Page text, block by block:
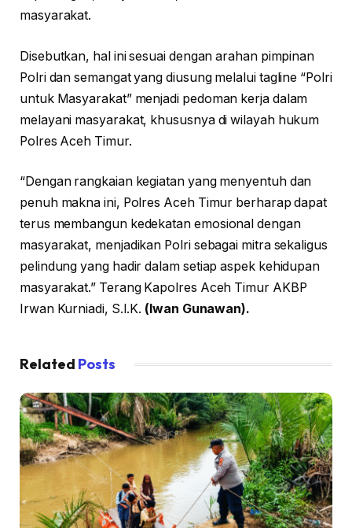
masyarakat.
Disebutkan, hal ini sesuai dengan arahan pimpinan
Polri dan semangat yang diusung melalui tagline “Polri
untuk Masyarakat” menjadi pedoman kerja dalam
melayani masyarakat, khususnya di wilayah hukum
Polres Aceh Timur.
“Dengan rangkaian kegiatan yang menyentuh dan
penuh makna ini, Polres Aceh Timur berharap dapat
terus membangun kedekatan emosional dengan
masyarakat, menjadikan Polri sebagai mitra sekaligus
pelindung yang hadir dalam setiap aspek kehidupan
masyarakat.” Terang Kapolres Aceh Timur AKBP
Irwan Kurniadi, S.I.K. (Iwan Gunawan).
Related Posts